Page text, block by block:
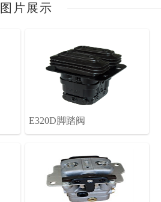
图片展示
E320D脚踏阀